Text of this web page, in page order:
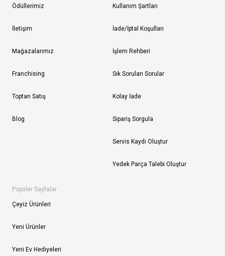
Ödüllerimiz
İletişim
Mağazalarımız
Franchising
Toptan Satış
Blog
Kullanım Şartları
İade/İptal Koşulları
İşlem Rehberi
Sık Sorulan Sorular
Kolay İade
Sipariş Sorgula
Servis Kaydı Oluştur
Yedek Parça Talebi Oluştur
Popüler Sayfalar
Çeyiz Ürünleri
Yeni Ürünler
Yeni Ev Hediyeleri